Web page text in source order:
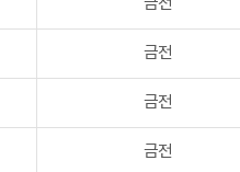
금전
금전
금전
금전